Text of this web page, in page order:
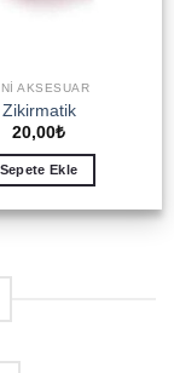
AKSESUAR
Zikirmatik
20,00₺
Sepete Ekle